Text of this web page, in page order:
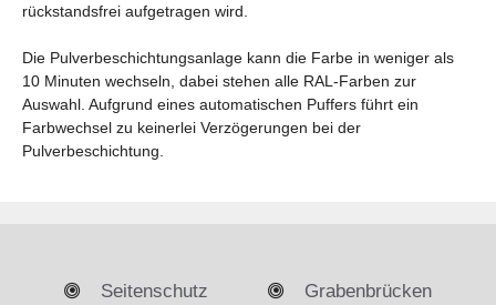
rückstandsfrei aufgetragen wird.
Die Pulverbeschichtungsanlage kann die Farbe in weniger als
10 Minuten wechseln, dabei stehen alle RAL-Farben zur
Auswahl. Aufgrund eines automatischen Puffers führt ein
Farbwechsel zu keinerlei Verzögerungen bei der
Pulverbeschichtung.
Seitenschutz Grabenbrücken